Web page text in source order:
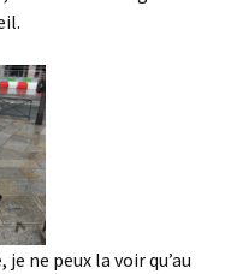
ne peux la voir qu’au